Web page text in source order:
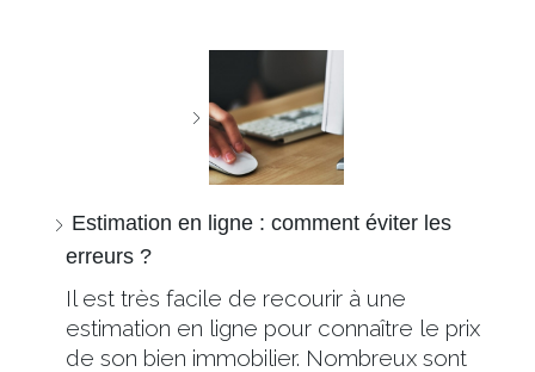
Estimation en ligne : comment éviter les
erreurs ?
Il est très facile de recourir à une
estimation en ligne pour connaître le prix
de son bien immobilier. Nombreux sont